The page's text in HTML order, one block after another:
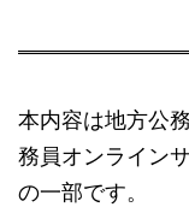
本内容は地方公
務員オンライン
の一部です。